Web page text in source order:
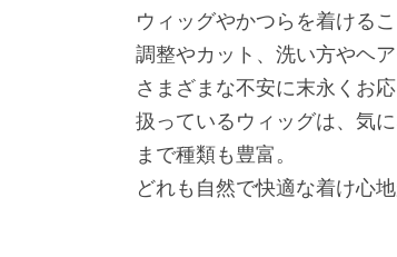
ウィッグやかつらを着ける
調整やカット、洗い方やヘ
さまざまな不安に末永くお
扱っているウィッグは、気
まで種類も豊富。
どれも自然で快適な着け心地